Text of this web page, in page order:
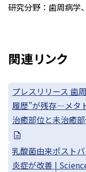
研究分野：歯周病学
関連リンク
プレスリリース 歯
履歴”が残存—メタ
治癒部位と未治癒
乳酸菌由来ポスト
炎症が改善 |